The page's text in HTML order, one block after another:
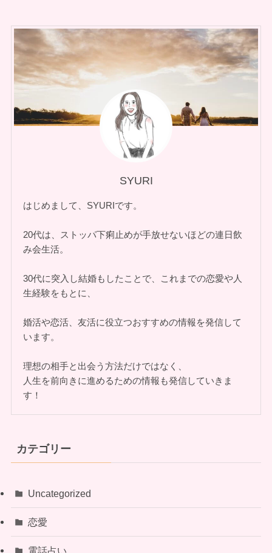
SYURI
はじめまして、SYURIです。
20代は、ストッパ下痢止めが手放せないほどの連日飲
み会生活。
30代に突入し結婚もしたことで、これまでの恋愛や人
生経験をもとに、
婚活や恋活、友活に役立つおすすめの情報を発信して
います。
理想の相手と出会う方法だけではなく、
人生を前向きに進めるための情報も発信していきま
す！
カテゴリー
Uncategorized
恋愛
電話占い